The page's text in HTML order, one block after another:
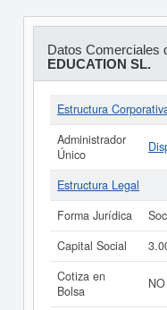
Datos Comerciales
EDUCATION SL.
Estructura
Administrador
Único
Estructura Legal
Forma Jurídica
Capital Social
Cotiza en
Bolsa
NO